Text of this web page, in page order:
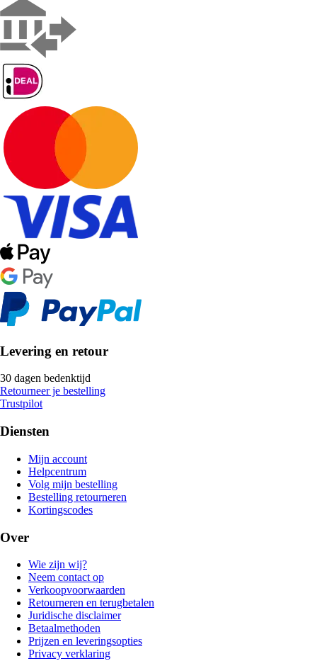
Levering en retour
30 dagen bedenktijd
Retourneer je bestelling
Trustpilot
Diensten
Mijn account
Helpcentrum
Volg mijn bestelling
Bestelling retourneren
Kortingscodes
Over
Wie zijn wij?
Neem contact op
Verkoopvoorwaarden
Retourneren en terugbetalen
Juridische disclaimer
Betaalmethoden
Prijzen en leveringsopties
Privacy verklaring